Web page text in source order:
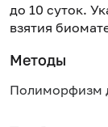
до 10 суток.
взятия
Методы
Полиморфизм